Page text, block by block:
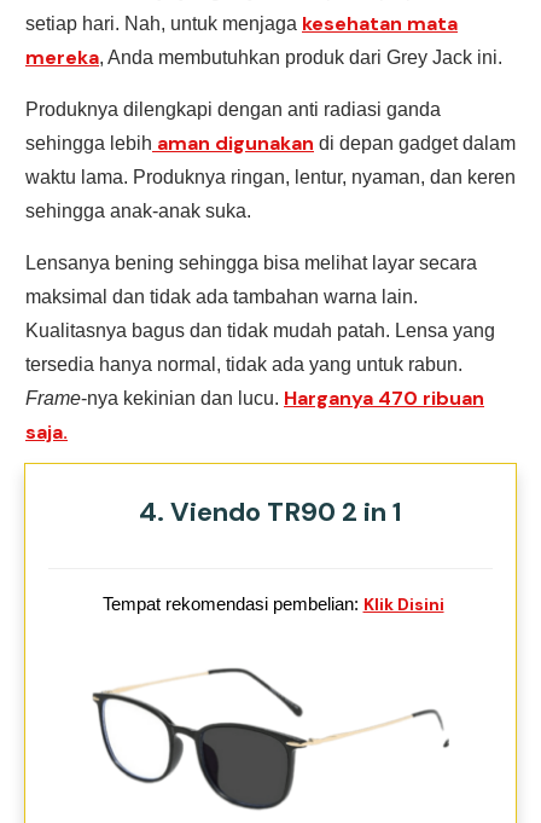
setiap hari. Nah, untuk menjaga kesehatan mata
mereka, Anda membutuhkan produk dari Grey Jack ini.
Produknya dilengkapi dengan anti radiasi ganda
sehingga lebih aman digunakan di depan gadget dalam
waktu lama. Produknya ringan, lentur, nyaman, dan keren
sehingga anak-anak suka.
Lensanya bening sehingga bisa melihat layar secara
maksimal dan tidak ada tambahan warna lain.
Kualitasnya bagus dan tidak mudah patah. Lensa yang
tersedia hanya normal, tidak ada yang untuk rabun.
Frame-nya kekinian dan lucu. Harganya 470 ribuan
saja.
4. Viendo TR90 2 in 1
Tempat rekomendasi pembelian: Klik Disini